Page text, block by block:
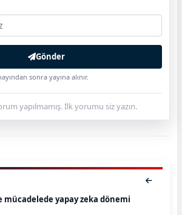
Gönder
sonra yayına alınır.
yapılmamış. İlk yorumu siz yazın.
mücadelede yapay zeka dönemi